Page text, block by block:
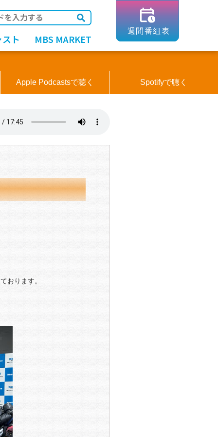
ト MBS MARKET
Apple Podcastsで聴く Spotifyで聴く
おります。